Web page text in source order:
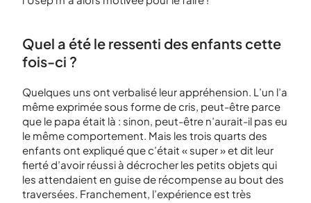
Quel a été le ressenti des enfants cette
fois-ci ?
Quelques uns ont verbalisé leur appréhension. L’un l’a
même exprimée sous forme de cris, peut-être parce
que le papa était là : sinon, peut-être n’aurait-il pas eu
le même comportement. Mais les trois quarts des
enfants ont expliqué que c’était « super » et dit leur
fierté d’avoir réussi à décrocher les petits objets qui
les attendaient en guise de récompense au bout des
traversées. Franchement, l’expérience est très